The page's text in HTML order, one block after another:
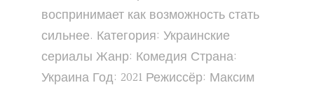
воспринимает как возможность стать
сильнее. Категория: Украинские
сериалы Жанр: Комедия Страна:
Украина Год: 2021 Режиссёр: Максим